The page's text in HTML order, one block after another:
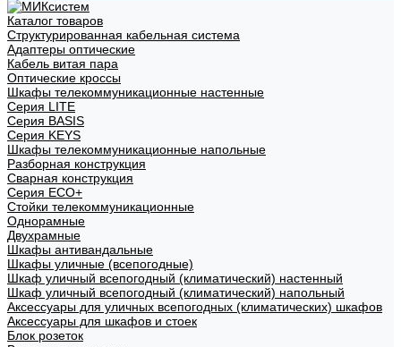
Каталог товаров
Структурированная кабельная система
Адаптеры оптические
Кабель витая пара
Оптические кроссы
Шкафы телекоммуникационные настенные
Cерия LITE
Cерия BASIS
Cерия KEYS
Шкафы телекоммуникационные напольные
Разборная конструкция
Сварная конструкция
Серия ECO+
Стойки телекоммуникационные
Однорамные
Двухрамные
Шкафы антивандальные
Шкафы уличные (всепогодные)
Шкаф уличный всепогодный (климатический) настенный
Шкаф уличный всепогодный (климатический) напольный
Аксессуары для уличных всепогодных (климатических) шкафов
Аксессуары для шкафов и стоек
Блок розеток